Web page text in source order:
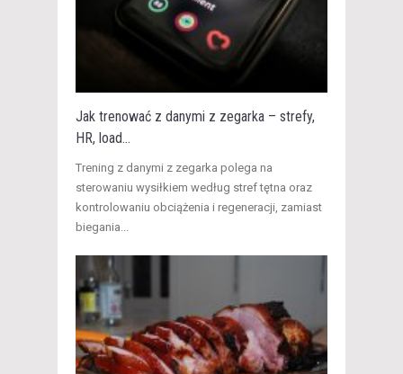
Jak trenować z danymi z zegarka – strefy,
HR, load...
​Trening z danymi z zegarka polega na
sterowaniu wysiłkiem według stref tętna oraz
kontrolowaniu obciążenia i regeneracji, zamiast
biegania...